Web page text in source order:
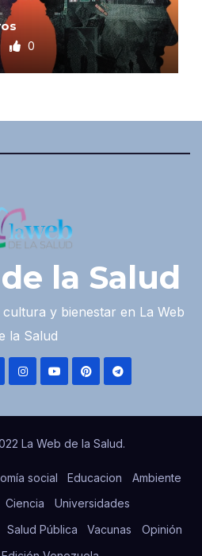
0
la Salud
y bienestar en La Web
la Salud
La Web de la Salud.
social Educacion
Ambiente
Ciencia
Universidades
Salud Pública Vacunas
Opinión